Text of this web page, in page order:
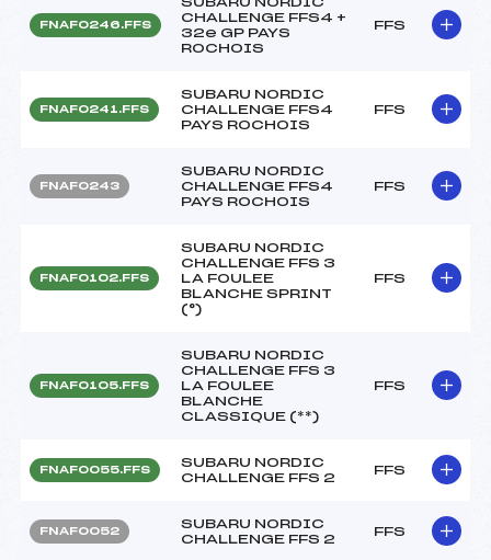
FNAF0246.FFS
CHALLENGE FFS4 +
32e GP PAYS
ROCHOIS
FFS
FNAF0241.FFS
SUBARU NORDIC
CHALLENGE FFS4
PAYS ROCHOIS
FFS
FNAF0243
SUBARU NORDIC
CHALLENGE FFS4
PAYS ROCHOIS
FFS
FNAF0102.FFS
SUBARU NORDIC
CHALLENGE FFS 3
LA FOULEE
BLANCHE SPRINT
(°)
FFS
FNAF0105.FFS
SUBARU NORDIC
CHALLENGE FFS 3
LA FOULEE
BLANCHE
CLASSIQUE (**)
FFS
FNAF0055.FFS
SUBARU NORDIC
CHALLENGE FFS 2
FFS
FNAF0052
SUBARU NORDIC
CHALLENGE FFS 2
FFS